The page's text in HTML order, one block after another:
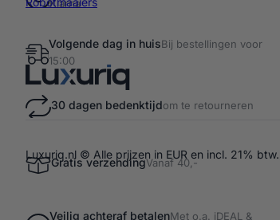
Klarna
Volgende dag in huisBij bestellingen voor
15:00
30 dagen bedenktijdom te retourneren
Gratis verzendingVanaf 40,-
Veilig achteraf betalenMet o.a. iDEAL &
Luxuriq.nl © Alle prijzen in EUR en incl. 21% btw.